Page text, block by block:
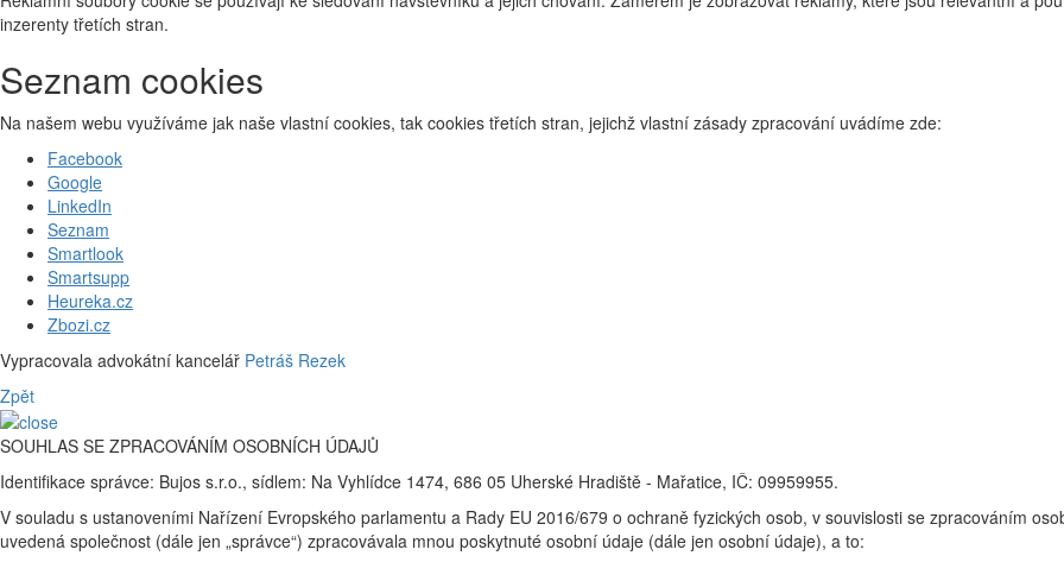
inzerenty třetích stran.
Seznam cookies
Na našem webu využíváme jak naše vlastní cookies, tak cookies třetích stran, jejichž vlastní zásady zpracování uvádíme zde:
Facebook
Google
LinkedIn
Seznam
Smartlook
Smartsupp
Heureka.cz
Zbozi.cz
Vypracovala advokátní kancelář Petráš Rezek
Zpět
SOUHLAS SE ZPRACOVÁNÍM OSOBNÍCH ÚDAJŮ
Identifikace správce: Bujos s.r.o., sídlem: Na Vyhlídce 1474, 686 05 Uherské Hradiště - Mařatice, IČ: 09959955.
V souladu s ustanoveními Nařízení Evropského parlamentu a Rady EU 2016/679 o ochraně fyzických osob, v souvislosti se zpracováním
uvedená společnost (dále jen „správce“) zpracovávala mnou poskytnuté osobní údaje (dále jen osobní údaje), a to: